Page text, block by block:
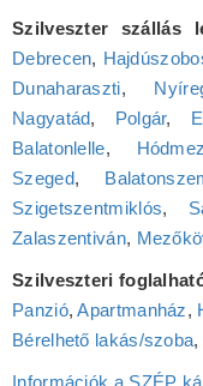
Szilveszter szállás
Debrecen,
Dunaharaszti,
Nagyatád, Polgár,
Balatonlelle,
Szeged,
Szigetszentmiklós,
Zalaszentiván,
Szilveszteri
Panzió,Apartmanház,
Bérelhető lakás/szoba,
Információk a SZÉP